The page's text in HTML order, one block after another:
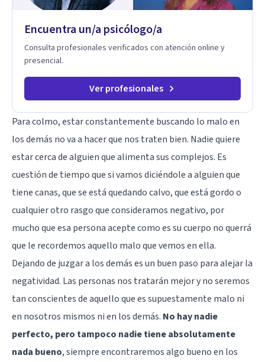
Encuentra un/a psicólogo/a
Consulta profesionales verificados con atención online y
presencial.
Ver profesionales
Para colmo, estar constantemente buscando lo malo en
los demás no va a hacer que nos traten bien. Nadie quiere
estar cerca de alguien que alimenta sus complejos. Es
cuestión de tiempo que si vamos diciéndole a alguien que
tiene canas, que se está quedando calvo, que está gordo o
cualquier otro rasgo que consideramos negativo, por
mucho que esa persona acepte como es su cuerpo no querrá
que le recordemos aquello malo que vemos en ella.
Dejando de juzgar a los demás es un buen paso para alejar la
negatividad. Las personas nos tratarán mejor y no seremos
tan conscientes de aquello que es supuestamente malo ni
en nosotros mismos ni en los demás. No hay nadie
perfecto, pero tampoco nadie tiene absolutamente
nada bueno, siempre encontraremos algo bueno en los